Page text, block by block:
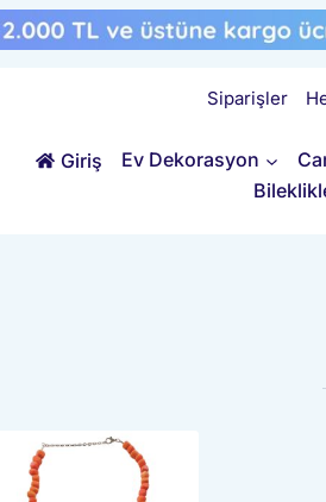
Siparişler
Giriş Ev Dekorasyon